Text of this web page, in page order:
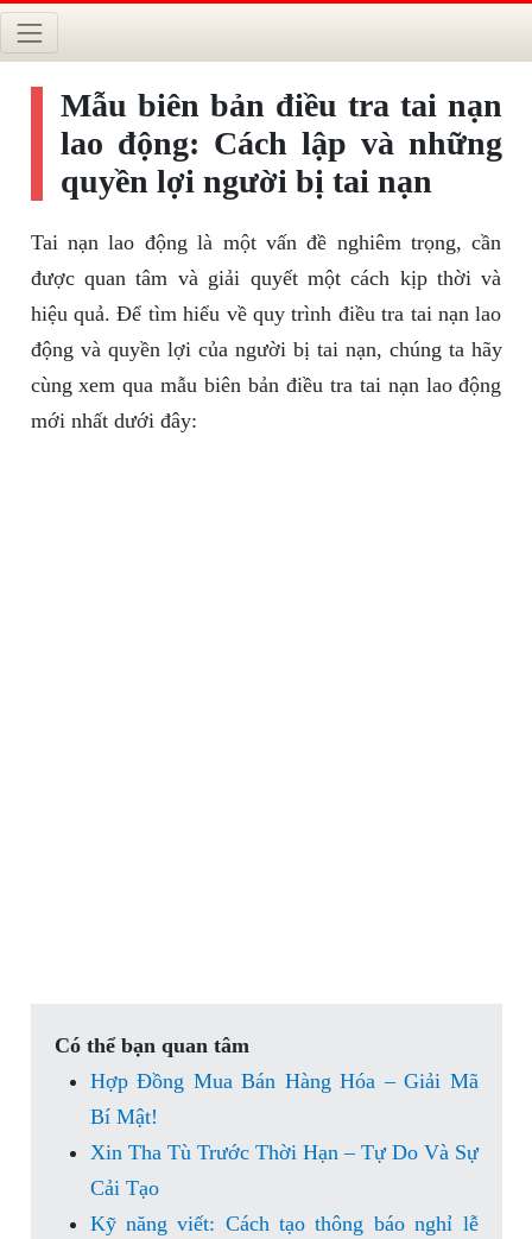
Mẫu biên bản điều tra tai nạn
lao động: Cách lập và những
quyền lợi người bị tai nạn
Tai nạn lao động là một vấn đề nghiêm trọng, cần
được quan tâm và giải quyết một cách kịp thời và
hiệu quả. Để tìm hiểu về quy trình điều tra tai nạn lao
động và quyền lợi của người bị tai nạn, chúng ta hãy
cùng xem qua mẫu biên bản điều tra tai nạn lao động
mới nhất dưới đây:
Có thể bạn quan tâm
Hợp Đồng Mua Bán Hàng Hóa – Giải Mã
Bí Mật!
Xin Tha Tù Trước Thời Hạn – Tự Do Và Sự
Cải Tạo
Kỹ năng viết: Cách tạo thông báo nghỉ lễ